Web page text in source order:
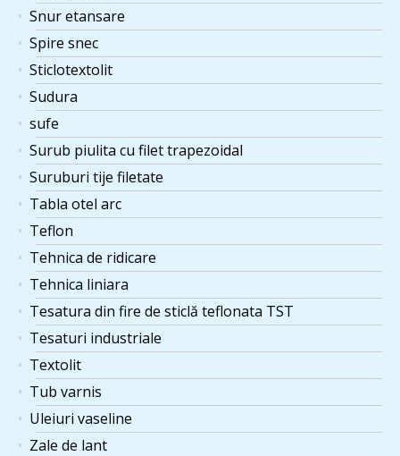
Snur etansare
Spire snec
Sticlotextolit
Sudura
sufe
Surub piulita cu filet trapezoidal
Suruburi tije filetate
Tabla otel arc
Teflon
Tehnica de ridicare
Tehnica liniara
Tesatura din fire de sticlă teflonata TST
Tesaturi industriale
Textolit
Tub varnis
Uleiuri vaseline
Zale de lant